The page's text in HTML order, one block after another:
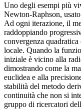
Uno degli esempi più
Newton-Raphson,
Ad ogni iterazione, il
raddoppiando
convergenza
locale. Quando la
iniziale è vicino alla
dimostrando come la
euclidea e alla
stabilità del metodo
continuità che non si
gruppo di ricercatori